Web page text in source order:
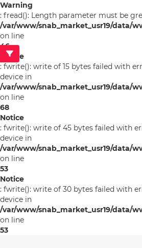
Warning
: fread(): Length parameter must be
/var/www/snab_market_usr19/data/
on line
46
Notice
: fwrite(): write of 15 bytes failed with
device in
/var/www/snab_market_usr19/data/
on line
68
Notice
: fwrite(): write of 45 bytes failed with
device in
/var/www/snab_market_usr19/data/
on line
53
Notice
: fwrite(): write of 30 bytes failed with
device in
/var/www/snab_market_usr19/data/
on line
53